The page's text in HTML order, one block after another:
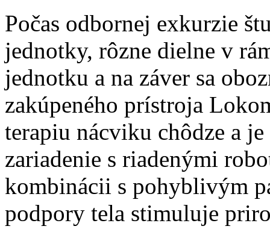
Počas odbornej exkurzie
jednotky, rôzne dielne v
jednotku a na záver sa
zakúpeného prístroja
terapiu nácviku chôdze a
zariadenie s riadenými
kombinácii s pohyblivým
podpory tela stimuluje